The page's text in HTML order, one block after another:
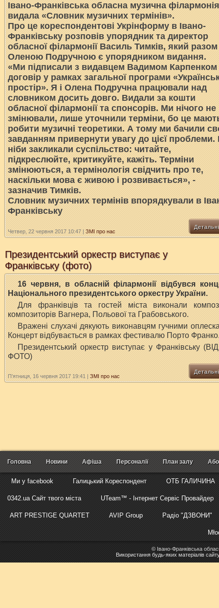
Івано-Франківська обласна музична філармонія
видала «Словник музичних термінів».
Про це кореспондентові Укрінформу в Івано-
Франківську розповів упорядник та директор
обласної філармонії Василь Тимків, який разом
Оленою Подручною є упорядником видання.
«Ми підписали з видавцем Вадимом Карпенком
договір у рамках загальної програми
простір». Я і Олена Подручна працювали над
словником досить довго. Видали за кошти
обласної філармонії та спонсорів. Ми нічого не
змінювали, лише уточнили терміни, бо це
робити музичні теоретики. А тому ми бачили
завданням привернути увагу до цієї
ніби закликали суспільство: читайте,
підкреслюйте, критикуйте, кажіть. Терміни
змінюються, а термінологія свідчить про те,
наскільки мова є живою і розвивається», -
зазначив Тимків.
Словник музичних термінів впорядкували в
Франківську
Четвер, 22 червня 2017 10:47 | ЗМІ про нас
Президентський оркестр виступає у
Франківську (фото)
16 червня, в обласній філармонії відбувся
Національного президентського оркестру України.
Для франківців та гостей міста виконали
композиторів Вагнера, Польової та Грабовського.
Вражені слухачі дякують виконавцям гучними
Концерт відбувається в рамках фестивалю Порто
Президентський оркестр виступає у Франківську
ФОТО)
П’ятниця, 16 червня 2017 19:41 | ЗМІ про нас
Головна Новини Афіша Персоналії План залу
Ми у facebook Галицький Кореспондент ОТБ ГАЛИЧИНА
0342.ua Сайт твого міста UTeam™ - Інтернет Сервіс Провайдер
ART PRESTIGE QUARTET AVIP Group Радіо "ДЗВОНИ"
© Івано-Франківська
Використання будь-яких матеріалів